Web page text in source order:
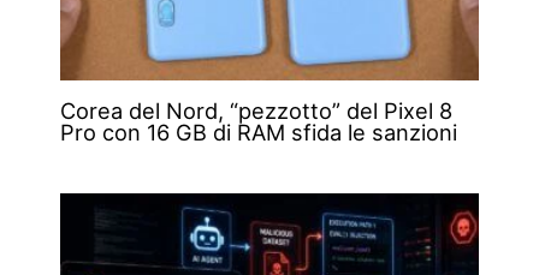
Corea del Nord, “pezzotto” del Pixel 8
Pro con 16 GB di RAM sfida le sanzioni